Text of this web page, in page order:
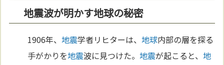
地震波が明かす地球の秘密
1906年、地震学者リヒターは、地球内部の層を探る
手がかりを地震波に見つけた。地震が起こると、地